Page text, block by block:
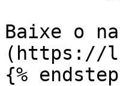
Baixe o
(https://
{%